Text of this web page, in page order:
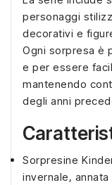
personaggi
decorativi e
Ogni sorpresa è
e per essere
mantenendo
degli anni
Sorpresine
invernale, annata